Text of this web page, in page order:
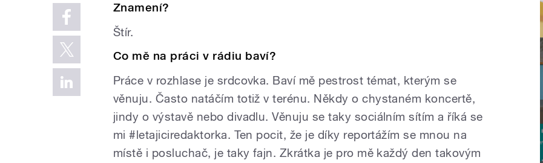
Znamení?
Štír.
Co mě na práci v rádiu baví?
Práce v rozhlase je srdcovka. Baví mě pestrost témat, kterým se
věnuju. Často natáčím totiž v terénu. Někdy o chystaném koncertě,
jindy o výstavě nebo divadlu. Věnuju se taky sociálním sítím a říká se
mi #letajiciredaktorka. Ten pocit, že je díky reportážím se mnou na
místě i posluchač, je taky fajn. Zkrátka je pro mě každý den takovým